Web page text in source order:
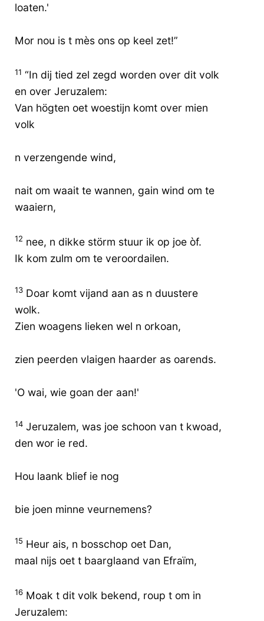
loaten.'
Mor nou is t mès ons op keel zet!”
11 “In dij tied zel zegd worden over dit volk
en over Jeruzalem:
Van högten oet woestijn komt over mien
volk
n verzengende wind,
nait om waait te wannen, gain wind om te
waaiern,
12 nee, n dikke störm stuur ik op joe òf.
Ik kom zulm om te veroordailen.
13 Doar komt vijand aan as n duustere
wolk.
Zien woagens lieken wel n orkoan,
zien peerden vlaigen haarder as oarends.
'O wai, wie goan der aan!'
14 Jeruzalem, was joe schoon van t kwoad,
den wor ie red.
Hou laank blief ie nog
bie joen minne veurnemens?
15 Heur ais, n bosschop oet Dan,
maal nijs oet t baarglaand van Efraïm,
16 Moak t dit volk bekend, roup t om in
Jeruzalem: